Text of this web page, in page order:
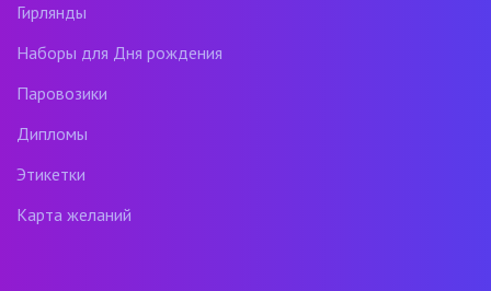
Гирлянды
Наборы для Дня рождения
Паровозики
Дипломы
Этикетки
Карта желаний